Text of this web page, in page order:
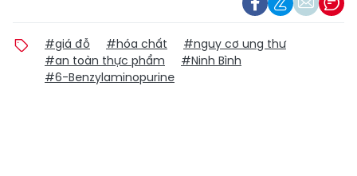
#giá đỗ #hóa chất
#nguy cơ ung thư
#an toàn thực phẩm
#Ninh Bình
#6-Benzylaminopurine